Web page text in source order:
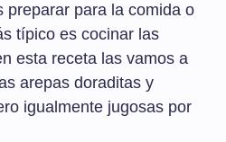
preparar para la comida o
típico es cocinar las
esta receta las vamos a
arepas doraditas y
igualmente jugosas por